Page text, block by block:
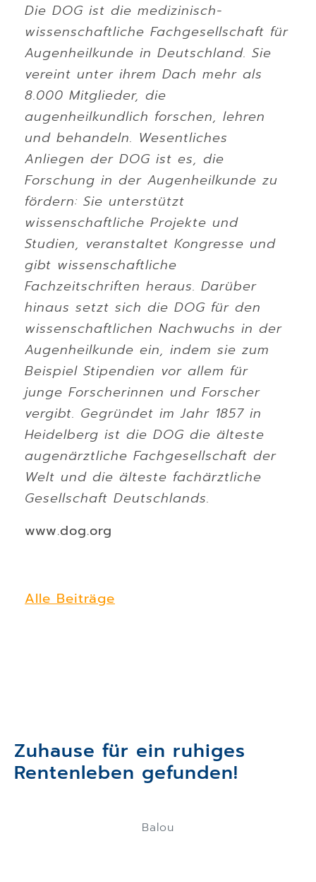
Die DOG ist die medizinisch-
wissenschaftliche Fachgesellschaft für
Augenheilkunde in Deutschland. Sie
vereint unter ihrem Dach mehr als
8.000 Mitglieder, die
augenheilkundlich forschen, lehren
und behandeln. Wesentliches
Anliegen der DOG ist es, die
Forschung in der Augenheilkunde zu
fördern: Sie unterstützt
wissenschaftliche Projekte und
Studien, veranstaltet Kongresse und
gibt wissenschaftliche
Fachzeitschriften heraus. Darüber
hinaus setzt sich die DOG für den
wissenschaftlichen Nachwuchs in der
Augenheilkunde ein, indem sie zum
Beispiel Stipendien vor allem für
junge Forscherinnen und Forscher
vergibt. Gegründet im Jahr 1857 in
Heidelberg ist die DOG die älteste
augenärztliche Fachgesellschaft der
Welt und die älteste fachärztliche
Gesellschaft Deutschlands.
www.dog.org
Alle Beiträge
Zuhause für ein ruhiges
Rentenleben gefunden!
Balou